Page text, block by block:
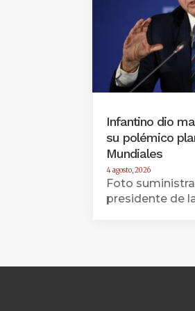
Infantino dio
su polémico
Mundiales
4 agosto, 2026
Foto
presidente de la